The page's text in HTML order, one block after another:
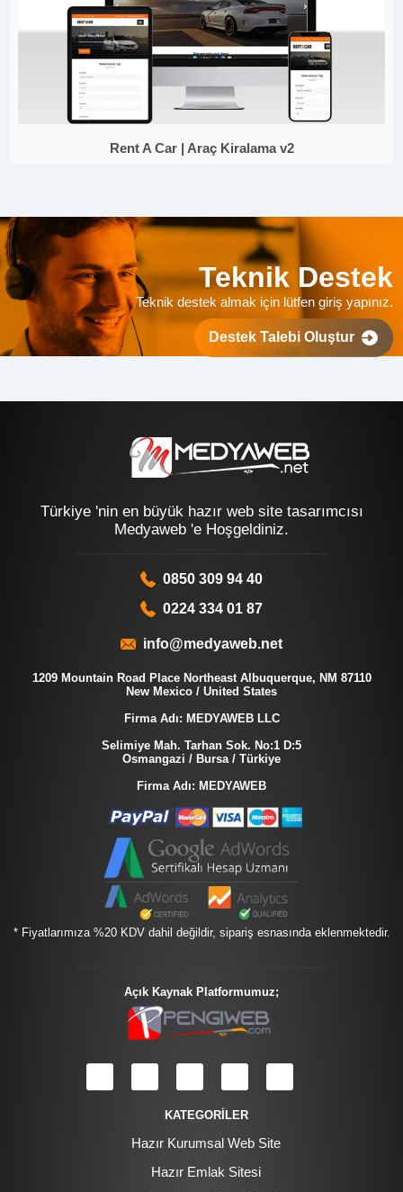
Rent A Car | Araç Kiralama v2
Teknik Destek
Teknik destek almak için lütfen giriş yapınız.
Destek Talebi Oluştur
Türkiye 'nin en büyük hazır web site tasarımcısı
Medyaweb 'e Hoşgeldiniz.
0850 309 94 40
0224 334 01 87
info@medyaweb.net
1209 Mountain Road Place Northeast Albuquerque, NM 87110
New Mexico / United States
Firma Adı: MEDYAWEB LLC
Selimiye Mah. Tarhan Sok. No:1 D:5
Osmangazi / Bursa / Türkiye
Firma Adı: MEDYAWEB
* Fiyatlarımıza %20 KDV dahil değildir, sipariş esnasında eklenmektedir.
Açık Kaynak Platformumuz;
KATEGORİLER
Hazır Kurumsal Web Site
Hazır Emlak Sitesi